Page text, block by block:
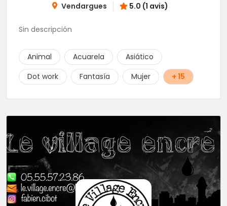
Vendargues 5.0 (1 avis)
Sin descripción
Animal Acuarela
Asiático
Dot work
Fantasía Mujer + 15